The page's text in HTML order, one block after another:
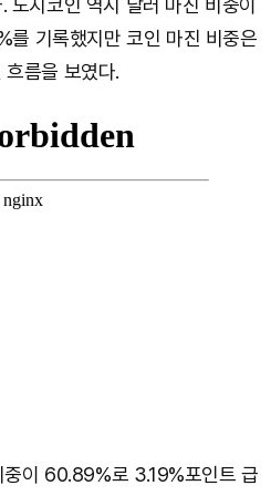
지코인 역시 달러 마진 비중이
를 기록했지만 코인 마진 비중은
름을 보였다.
이 60.89%로 3.19%포인트 급